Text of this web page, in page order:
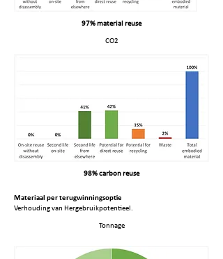
97% material reuse
CO2
98% carbon reuse
Materiaal per terugwinningsoptie
Verhouding van Hergebruikpotentieel.
Tonnage